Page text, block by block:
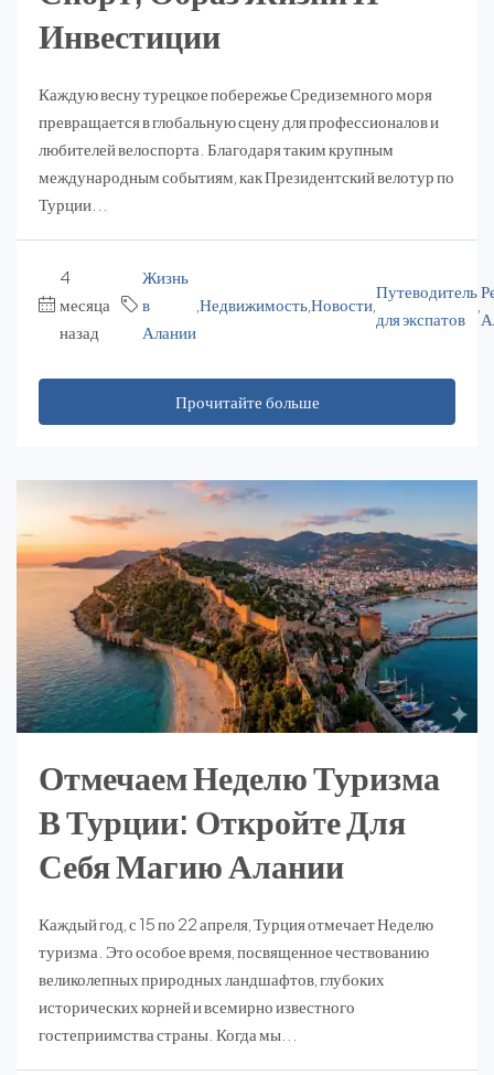
Инвестиции
Каждую весну турецкое побережье Средиземного моря
превращается в глобальную сцену для профессионалов и
любителей велоспорта. Благодаря таким крупным
международным событиям, как Президентский велотур по
Турции...
4
месяца
назад
Жизнь
в
Алании
НедвижимостьНовости
Путеводитель
для экспатов
Прочитайте больше
Отмечаем Неделю Туризма
В Турции: Откройте Для
Себя Магию Алании
Каждый год, с 15 по 22 апреля, Турция отмечает Неделю
туризма. Это особое время, посвященное чествованию
великолепных природных ландшафтов, глубоких
исторических корней и всемирно известного
гостеприимства страны. Когда мы...